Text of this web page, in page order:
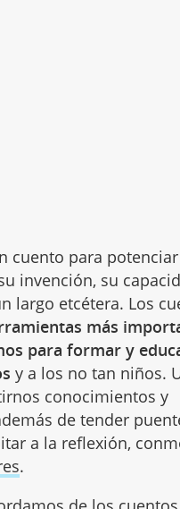
cuento para
invención, su
largo etcétera. Los
más
para formar y
y a los no tan niños.
conocimientos y
de tender
a la reflexión,
.